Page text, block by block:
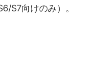
S7向けのみ）。